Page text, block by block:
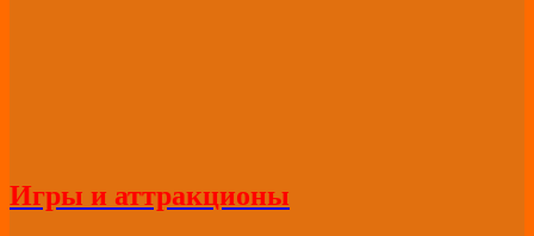
Игры и аттракционы